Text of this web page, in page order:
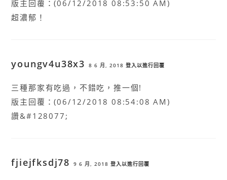
版主回覆：(06/12/2018 08:53:50 AM)
超濃郁！
youngv4u38x3 8 6 月, 2018 登入以進行回覆
三種那家有吃過，不錯吃，推一個!
版主回覆：(06/12/2018 08:54:08 AM)
讚&#128077;
fjiejfksdj78 9 6 月, 2018 登入以進行回覆